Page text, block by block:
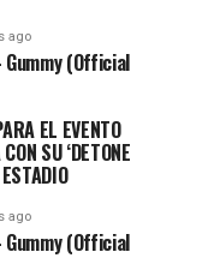
ago
Gummy (Official
EL EVENTO
SU ‘DETONE
ago
Gummy (Official